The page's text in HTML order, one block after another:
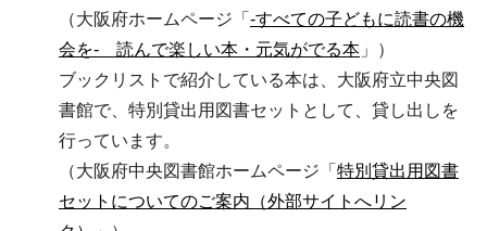
（大阪府ホームページ「 -すべての子どもに読書の機
会を- 読んで楽しい本・元気がでる本 」）
ブックリストで紹介している本は、大阪府立中央図
書館で、特別貸出用図書セットとして、貸し出しを
行っています。
（大阪府中央図書館ホームページ「 特別貸出用図書
セットについてのご案内（外部サイトへリン